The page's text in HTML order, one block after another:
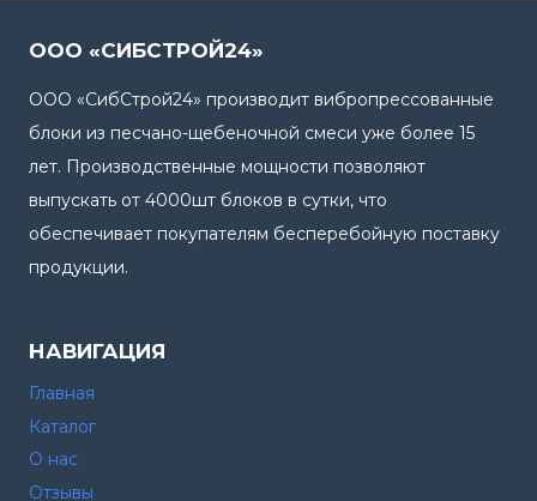
ООО «СИБСТРОЙ24»
ООО «СибСтрой24» производит вибропрессованные
блоки из песчано-щебеночной смеси уже более 15
лет. Производственные мощности позволяют
выпускать от 4000шт блоков в сутки, что
обеспечивает покупателям бесперебойную поставку
продукции.
НАВИГАЦИЯ
Главная
Каталог
О нас
Отзывы